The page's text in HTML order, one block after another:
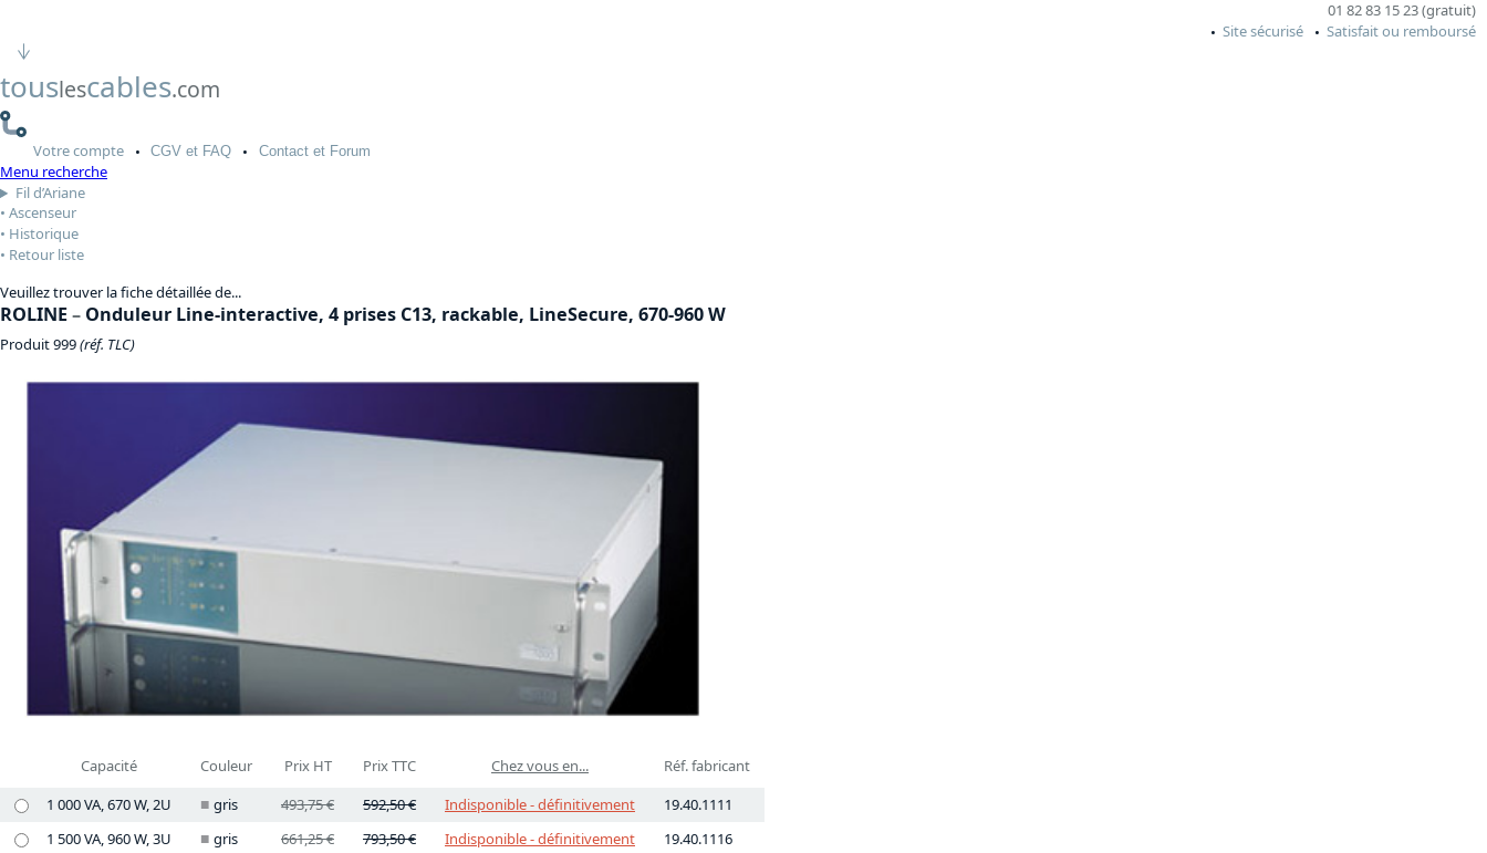
01 82 83 15 23 (gratuit)
Site sécurisé
Satisfait ou remboursé
touslescables.com
Votrecompte CGV et FAQ Contactet Forum
Menu recherche
Fil d’Ariane
Ascenseur
Historique
Retour liste
Veuillez trouver la fiche détaillée de...
ROLINE– Onduleur Line-interactive, 4 prises C13, rackable, LineSecure, 670-960 W
Produit 999(réf. TLC)
Capacité Couleur Prix HT Prix TTC Chez vous en...
Réf. fabricant
1 000 VA, 670 W, 2U
gris 493,75 € 592,50 € Indisponible - définitivement
19.40.1111
1 500 VA, 960 W, 3U
gris 661,25 € 793,50 € Indisponible - définitivement 19.40.1116